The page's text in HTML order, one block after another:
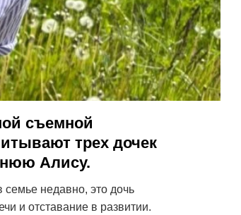
съемной
трех дочек
Алису.
недавно, это дочь
и отставание в развитии.